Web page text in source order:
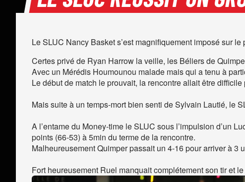
Le SLUC Nancy Basket s’est magnifiquement imposé sur
Certes privé de Ryan Harrow la veille, les Béliers de
Avec un Mérédis Houmounou malade mais qui a tenu à
Le début de match le prouvait, la rencontre allait être
Mais suite à un temps-mort bien senti de Sylvain Lautié, le
A l’entame du Money-time le SLUC sous l’impulsion d’un
points (66-53) à 5min du terme de la rencontre.
Malheureusement Quimper passait un 4-16 pour arriver à
Fort heureusement Ruel manquait complétement son tir et